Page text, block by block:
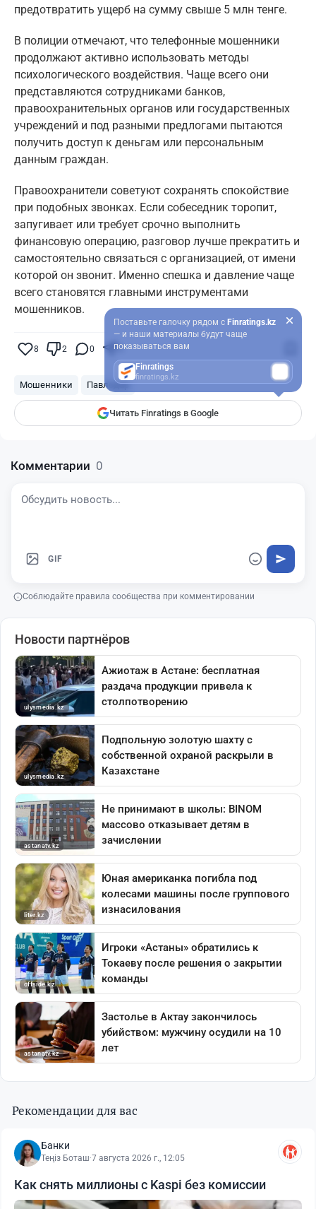
предотвратить ущерб на сумму свыше 5 млн тенге.
В полиции отмечают, что телефонные мошенники
продолжают активно использовать методы
психологического воздействия. Чаще всего они
представляются сотрудниками банков,
правоохранительных органов или государственных
учреждений и под разными предлогами пытаются
получить доступ к деньгам или персональным
данным граждан.
Правоохранители советуют сохранять спокойствие
при подобных звонках. Если собеседник торопит,
запугивает или требует срочно выполнить
финансовую операцию, разговор лучше прекратить и
самостоятельно связаться с организацией, от имени
которой он звонит. Именно спешка и давление чаще
всего становятся главными инструментами
мошенников.
8 2 0 6
Мошенники Павлодар
Читать Finratings в Google
Поставьте галочку рядом с Finratings.kz
— и наши материалы будут чаще
показываться вам
Finratings
finratings.kz
Комментарии 0
GIF
Соблюдайте правила сообщества при комментировании
Рекомендации для вас
Банки
Теңіз Боташ·7 августа 2026 г., 12:05
Как снять миллионы с Kaspi без комиссии